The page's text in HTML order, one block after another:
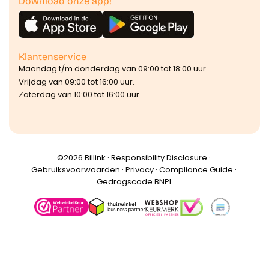
Klantenservice
Maandag t/m donderdag van 09:00 tot 18:00 uur.
Vrijdag van 09:00 tot 16:00 uur.
Zaterdag van 10:00 tot 16:00 uur.
©️2026 Billink · Responsibility Disclosure ·
Gebruiksvoorwaarden · Privacy· Compliance Guide ·
Gedragscode BNPL